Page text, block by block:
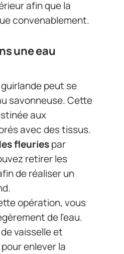
afin que la
convenablement.
une eau
guirlande peut se
savonneuse. Cette
aux
avec des tissus.
fleuriespar
retirer les
de réaliser un
opération, vous
de l’eau.
vaisselle et
enlever la